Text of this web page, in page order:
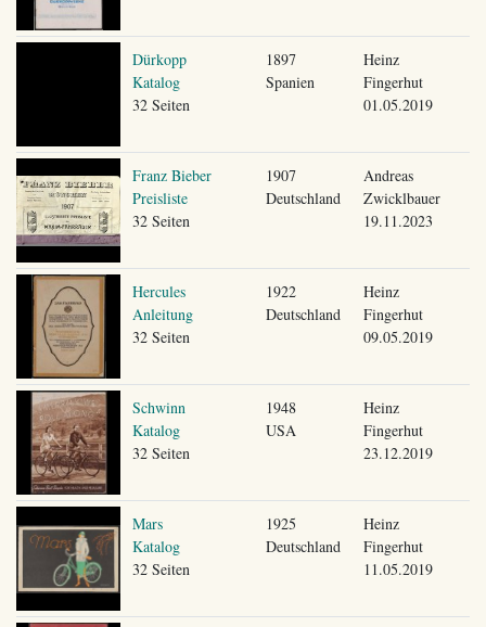
Dürkopp
Katalog
32 Seiten
1897
Spanien
Heinz
Fingerhut
01.05.2019
Franz Bieber
Preisliste
32 Seiten
1907
Deutschland
Andreas
Zwicklbauer
19.11.2023
Hercules
Anleitung
32 Seiten
1922
Deutschland
Heinz
Fingerhut
09.05.2019
Schwinn
Katalog
32 Seiten
1948
USA
Heinz
Fingerhut
23.12.2019
Mars
Katalog
32 Seiten
1925
Deutschland
Heinz
Fingerhut
11.05.2019